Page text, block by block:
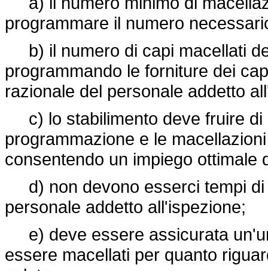
programmare il numero
b) il numero di capi macellati
programmando le forniture dei
razionale del personale addetto
c) lo stabilimento deve fruire di
programmazione e le
consentendo un impiego ottimale
d) non devono esserci tempi di
personale addetto all'ispezione;
e) deve essere assicurata
essere macellati per quanto